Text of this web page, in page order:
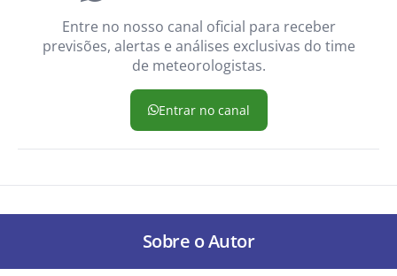
Entre no nosso canal oficial para receber
previsões, alertas e análises exclusivas do time
de meteorologistas.
Entrar no canal
Sobre o Autor